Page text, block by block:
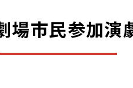
市民参加演